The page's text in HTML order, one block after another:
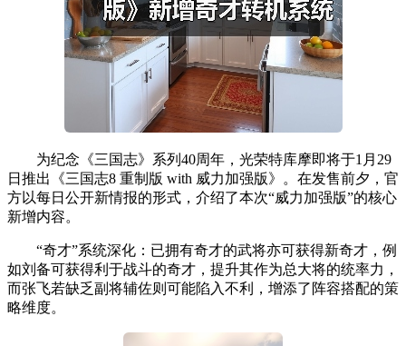
为纪念《三国志》系列40周年，光荣特库摩即将于1月29
日推出《三国志8 重制版 with 威力加强版》。在发售前夕，官
方以每日公开新情报的形式，介绍了本次“威力加强版”的核心
新增内容。
“奇才”系统深化：已拥有奇才的武将亦可获得新奇才，例
如刘备可获得利于战斗的奇才，提升其作为总大将的统率力，
而张飞若缺乏副将辅佐则可能陷入不利，增添了阵容搭配的策
略维度。